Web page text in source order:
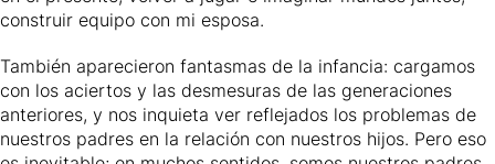
construir equipo con mi esposa.
También aparecieron fantasmas de la infancia: cargamos
con los aciertos y las desmesuras de las generaciones
anteriores, y nos inquieta ver reflejados los problemas de
nuestros padres en la relación con nuestros hijos. Pero eso